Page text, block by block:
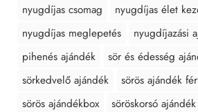
nyugdíjas csomag
nyugdíjas élet
nyugdíjas meglepetés
nyugdíjazási
pihenés ajándék
sör és édesség
sörkedvelő ajándék
sörös ajándék
sörös ajándékbox
söröskorsó ajándék